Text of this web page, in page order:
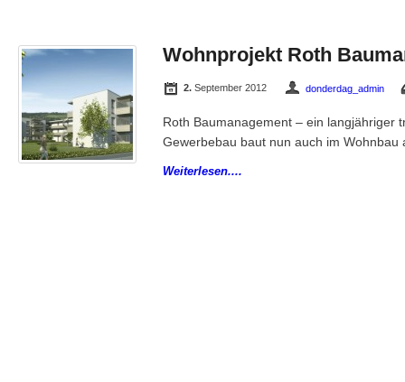
Wohnprojekt Roth
2. September 2012 donderdag_admin
Roth Baumanagement – ein langjähriger
Gewerbebau baut nun auch im Wohnbau
Weiterlesen....